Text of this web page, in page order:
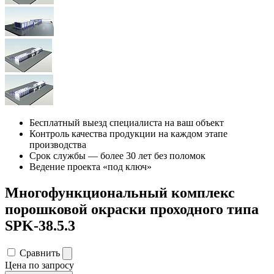
Бесплатный выезд специалиста на ваш объект
Контроль качества продукции на каждом этапе
производства
Срок службы — более 30 лет без поломок
Ведение проекта «под ключ»
Многофункциональный комплекс
порошковой окраски проходного типа
SPK-38.5.3
Сравнить
Цена по запросу